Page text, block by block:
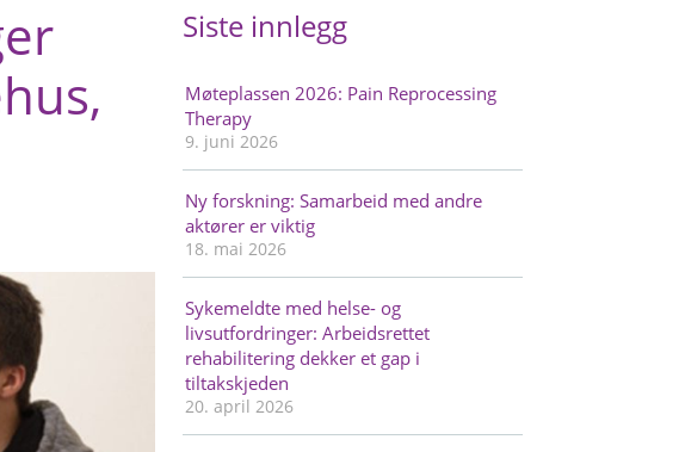
Siste innlegg
Møteplassen 2026: Pain Reprocessing
Therapy
9. juni 2026
Ny forskning: Samarbeid med andre
aktører er viktig
18. mai 2026
Sykemeldte med helse- og
livsutfordringer: Arbeidsrettet
rehabilitering dekker et gap i
tiltakskjeden
20. april 2026